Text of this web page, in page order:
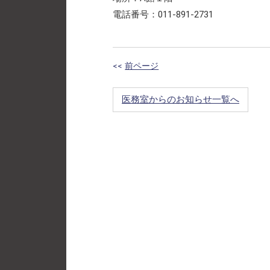
電話番号：011-891-2731
<< 前ページ
医務室からのお知らせ一覧へ